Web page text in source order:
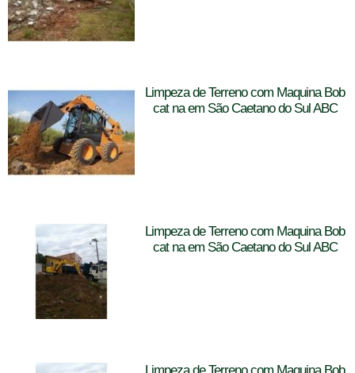
Limpeza de Terreno com Maquina Bob
cat na em São Caetano do Sul ABC
Limpeza de Terreno com Maquina Bob
cat na em São Caetano do Sul ABC
Limpeza de Terreno com Maquina Bob